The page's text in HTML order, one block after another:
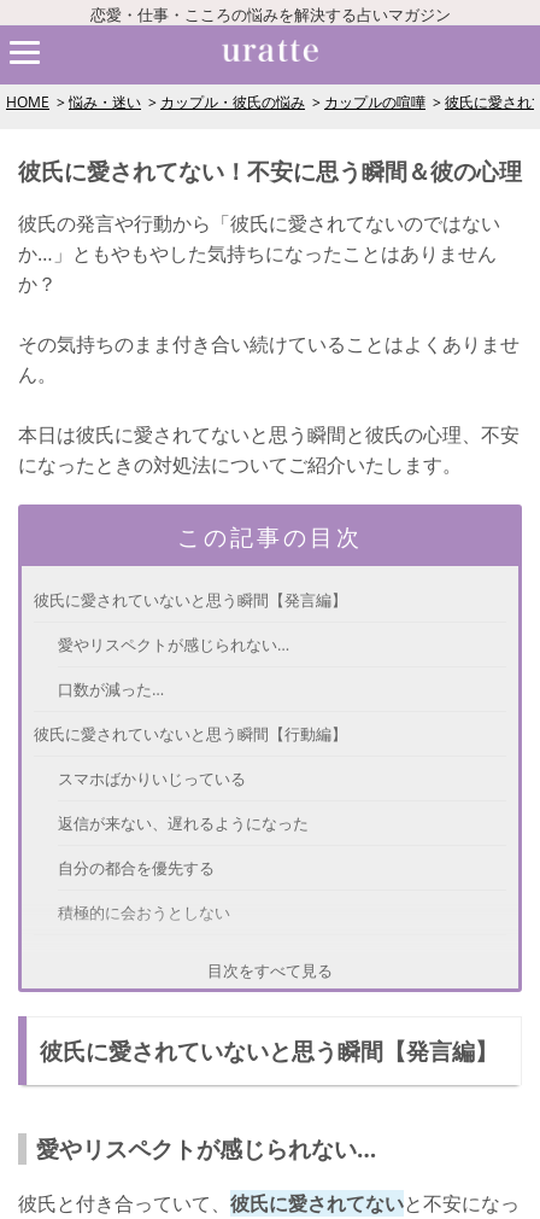
恋愛・仕事・こころの悩みを解決する占いマガジン
HOME 悩み・迷い カップル・彼氏の悩み カップルの喧嘩 彼氏に愛され
彼氏に愛されてない！不安に思う瞬間＆彼の心理
彼氏の発言や行動から「彼氏に愛されてないのではない
か…」ともやもやした気持ちになったことはありません
か？
その気持ちのまま付き合い続けていることはよくありませ
ん。
本日は彼氏に愛されてないと思う瞬間と彼氏の心理、不安
になったときの対処法についてご紹介いたします。
この記事の目次
彼氏に愛されていないと思う瞬間【発言編】
愛やリスペクトが感じられない…
口数が減った…
彼氏に愛されていないと思う瞬間【行動編】
スマホばかりいじっている
返信が来ない、遅れるようになった
自分の都合を優先する
積極的に会おうとしない
さいごに
目次をすべて見る
彼氏に愛されていないと思う瞬間【発言編】
愛やリスペクトが感じられない…
彼氏と付き合っていて、 彼氏に愛されてないと不安になっ